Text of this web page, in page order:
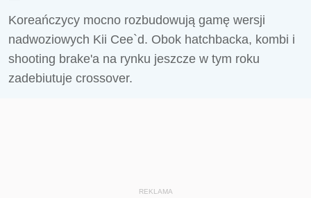
Koreańczycy mocno rozbudowują gamę wersji
nadwoziowych Kii Cee`d. Obok hatchbacka, kombi i
shooting brake'a na rynku jeszcze w tym roku
zadebiutuje crossover.
REKLAMA